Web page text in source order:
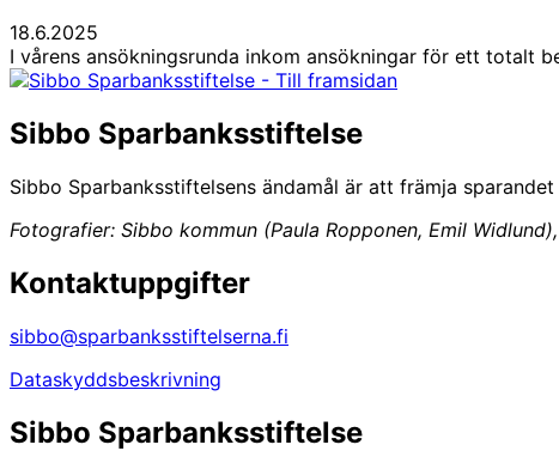
18.6.2025
I vårens ansökningsrunda inkom ansökningar för ett
Sibbo Sparbanksstiftelse
Sibbo Sparbanksstiftelsens ändamål är att främja
Fotografier: Sibbo kommun (Paula Ropponen, Emil
Kontaktuppgifter
sibbo@sparbanksstiftelserna.fi
Dataskyddsbeskrivning
Sibbo Sparbanksstiftelse